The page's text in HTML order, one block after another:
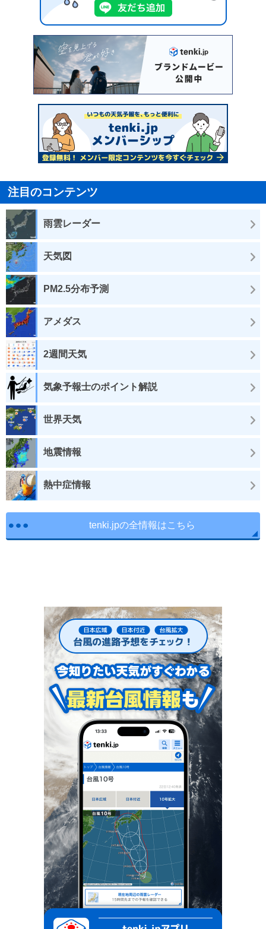
注目のコンテンツ
雨雲レーダー
天気図
PM2.5分布予測
アメダス
2週間天気
気象予報士のポイント解説
世界天気
地震情報
熱中症情報
tenki.jpの全情報はこちら